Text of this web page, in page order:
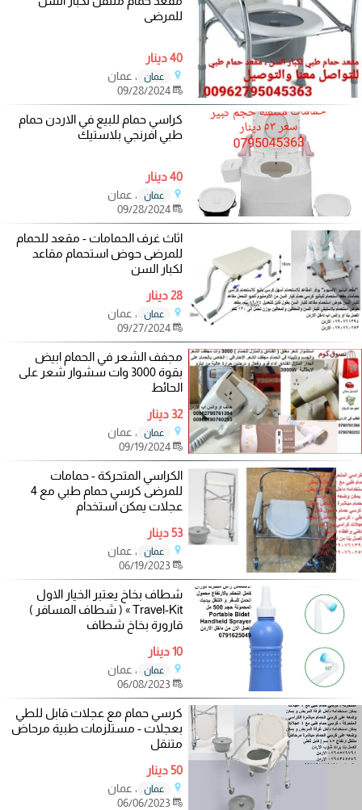
للمرضى
40 دينار
عمان
، عمان
09/28/2024
كراسي حمام للبيع في الاردن حمام
طبي افرنجي بلاستيك
40 دينار
عمان
، عمان
09/28/2024
اثاث غرف الحمامات - مقعد للحمام
للمرضى حوض استحمام مقاعد
لكبار السن
28 دينار
عمان
، عمان
09/27/2024
‎مجفف الشعر في الحمام ابيض
بقوة 3000 وات سشوار شعر على
الحائط
32 دينار
عمان
، عمان
09/19/2024
الكراسي المتحركة - حمامات
للمرضى كرسي حمام طبي مع 4
عجلات يمكن استخدام
53 دينار
عمان
، عمان
06/19/2023
شطاف بخاخ يعتبر الخيار الاول
Travel-Kit » ( شطاف المسافر )
قارورة بخاخ شطاف
10 دينار
عمان
، عمان
06/08/2023
كرسي حمام مع عجلات قابل للطي
بعجلات - مستلزمات طبية مرحاض
متنقل
50 دينار
عمان
، عمان
06/06/2023